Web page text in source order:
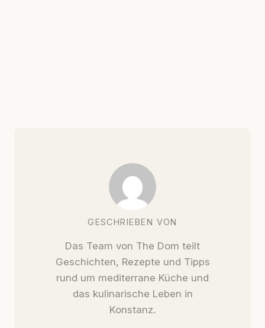
GESCHRIEBEN VON
Das Team von The Dom teilt
Geschichten, Rezepte und Tipps
rund um mediterrane Küche und
das kulinarische Leben in
Konstanz.